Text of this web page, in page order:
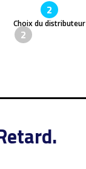
2
Choix du distributeur
2